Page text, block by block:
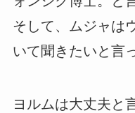
そして、ムジャは
いて聞きたいと言
ヨルムは大丈夫と